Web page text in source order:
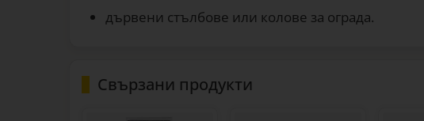
дървени стълбове или колове за ограда.
Свързани продукти